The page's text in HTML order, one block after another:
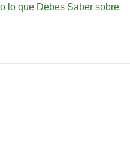
lo que Debes Saber sobre